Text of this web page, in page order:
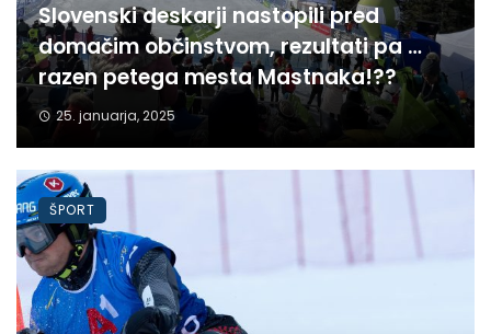
Slovenski deskarji nastopili pred
domačim občinstvom, rezultati pa …
razen petega mesta Mastnaka!??
25. januarja, 2025
ŠPORT